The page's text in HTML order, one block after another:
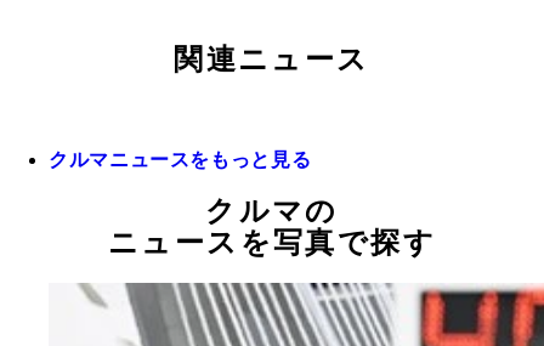
関連ニュース
クルマニュースをもっと見る
クルマの
ニュースを写真で探す